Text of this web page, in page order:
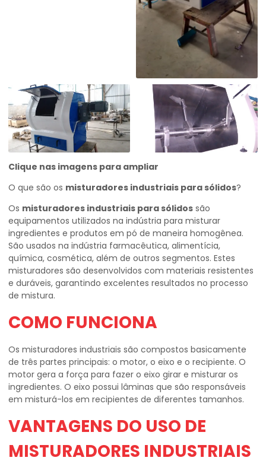
Clique nas imagens para ampliar
O que são os misturadores industriais para sólidos?
Os misturadores industriais para sólidos são
equipamentos utilizados na indústria para misturar
ingredientes e produtos em pó de maneira homogênea.
São usados na indústria farmacêutica, alimentícia,
química, cosmética, além de outros segmentos. Estes
misturadores são desenvolvidos com materiais resistentes
e duráveis, garantindo excelentes resultados no processo
de mistura.
COMO FUNCIONA
Os misturadores industriais são compostos basicamente
de três partes principais: o motor, o eixo e o recipiente. O
motor gera a força para fazer o eixo girar e misturar os
ingredientes. O eixo possui lâminas que são responsáveis
em misturá-los em recipientes de diferentes tamanhos.
VANTAGENS DO USO DE
MISTURADORES INDUSTRIAIS